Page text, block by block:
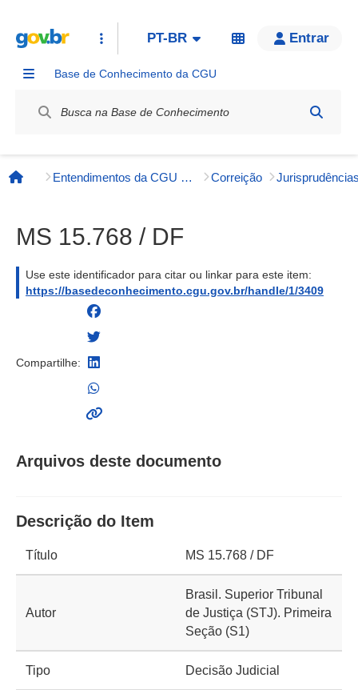
PT-BR Entrar
Base de Conhecimento da CGU
Página inicial
Entendimentos da CGU e órgãos externos Correição
MS 15.768 / DF
Use este identificador para citar ou linkar para este item:
https://basedeconhecimento.cgu.gov.br/handle/1/3409
Compartilhe:
Arquivos deste documento
Descrição do Item
Título MS 15.768 / DF
Autor
Brasil. Superior Tribunal
de Justiça (STJ). Primeira
Seção (S1)
Tipo Decisão Judicial